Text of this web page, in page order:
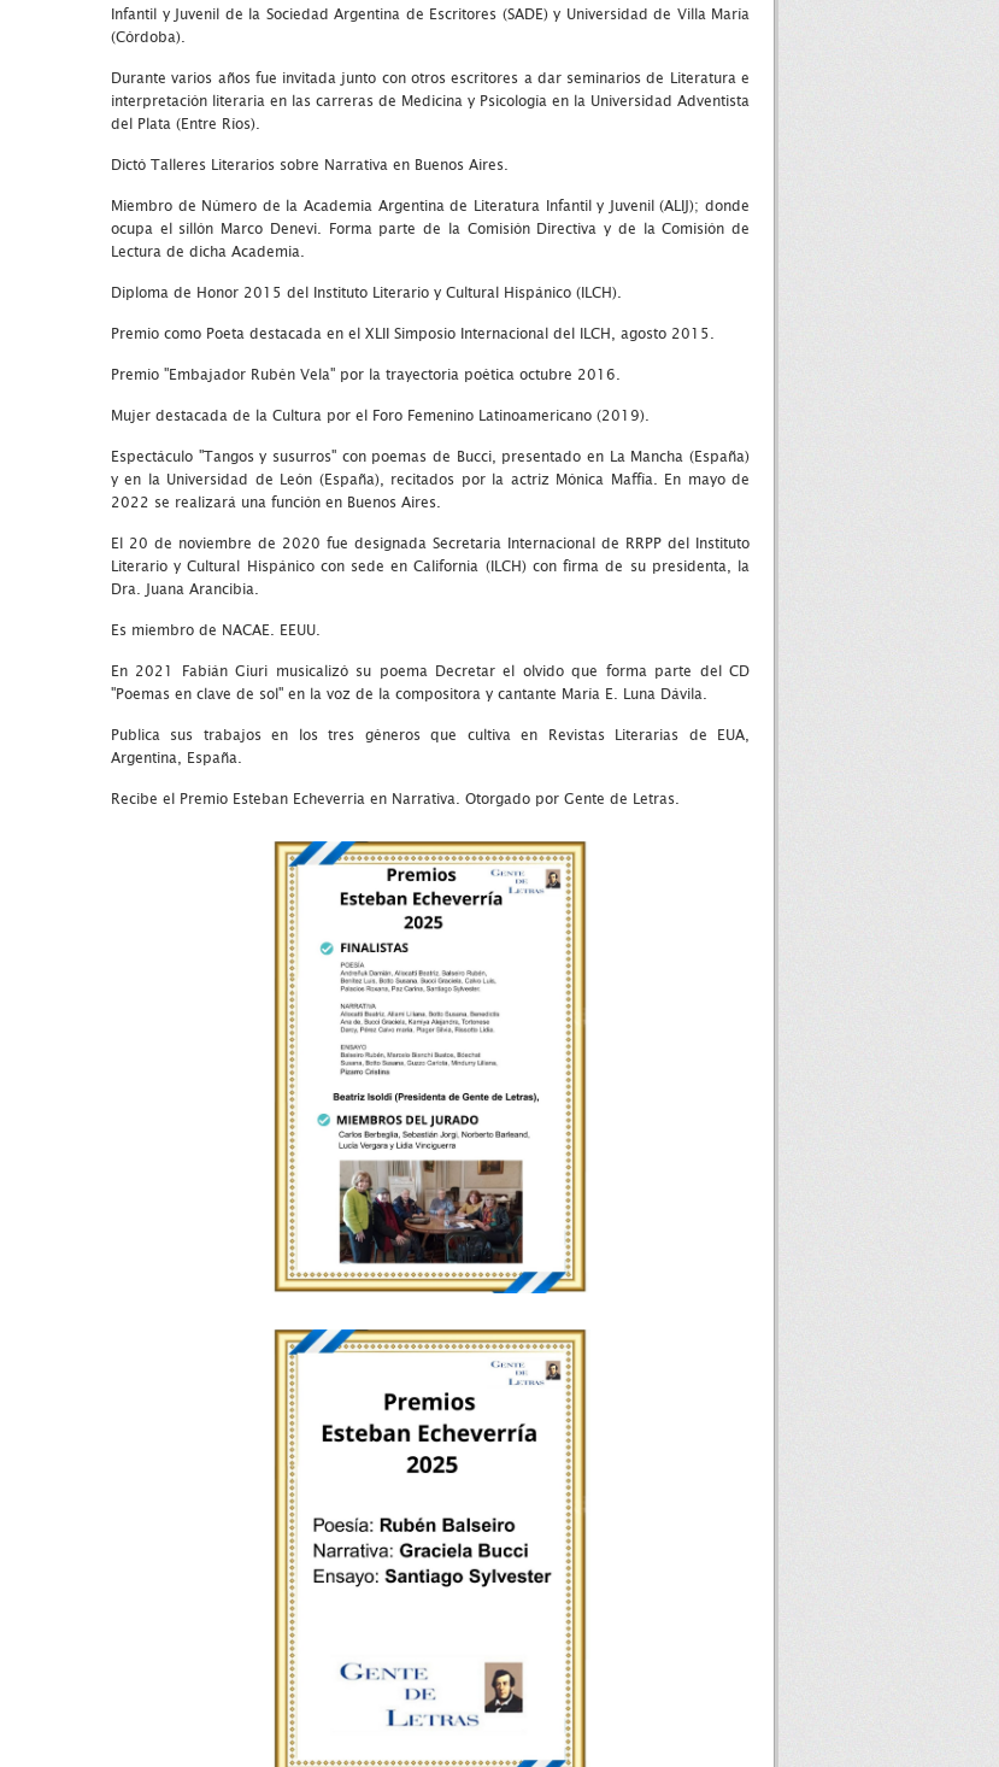
Infantil y Juvenil de la Sociedad Argentina de Escritores (SADE) y Universidad de Villa María
(Córdoba).
Durante varios años fue invitada junto con otros escritores a dar seminarios de Literatura e
interpretación literaria en las carreras de Medicina y Psicología en la Universidad Adventista
del Plata (Entre Ríos).
Dictó Talleres Literarios sobre Narrativa en Buenos Aires.
Miembro de Número de la Academia Argentina de Literatura Infantil y Juvenil (ALIJ); donde
ocupa el sillón Marco Denevi. Forma parte de la Comisión Directiva y de la Comisión de
Lectura de dicha Academia.
Diploma de Honor 2015 del Instituto Literario y Cultural Hispánico (ILCH).
Premio como Poeta destacada en el XLII Simposio Internacional del ILCH, agosto 2015.
Premio "Embajador Rubén Vela" por la trayectoria poética octubre 2016.
Mujer destacada de la Cultura por el Foro Femenino Latinoamericano (2019).
Espectáculo "Tangos y susurros" con poemas de Bucci, presentado en La Mancha (España)
y en la Universidad de León (España), recitados por la actriz Mónica Maffía. En mayo de
2022 se realizará una función en Buenos Aires.
El 20 de noviembre de 2020 fue designada Secretaria Internacional de RRPP del Instituto
Literario y Cultural Hispánico con sede en California (ILCH) con firma de su presidenta, la
Dra. Juana Arancibia.
Es miembro de NACAE. EEUU.
En 2021 Fabián Giuri musicalizó su poema Decretar el olvido que forma parte del CD
"Poemas en clave de sol" en la voz de la compositora y cantante María E. Luna Dávila.
Publica sus trabajos en los tres géneros que cultiva en Revistas Literarias de EUA,
Argentina, España.
Recibe el Premio Esteban Echeverria en Narrativa. Otorgado por Gente de Letras.